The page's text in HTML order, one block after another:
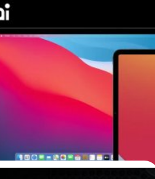
ตัวแรกของ Apple จะ
5nm มีต้นทุนราว 3,100 บาท
ป Apple Silicon หรือชิปแบบ ARM
ของ Intel ที่ใช้อยู่ในปัจจุบัน ซึ่ง
Dev Kit ที่เป็นชุดสำหรับนักพัฒนา
ารรายงานว่าชิป ARM ตัวแรกที่
รื่อง Mac ก็ออกแบบบนสถาปัตยกรรม
องชิปแบบ x86 ในตลาด ณ ตอนนี้
ะสั่งผลิตกับทาง TSMC อย่างแน่นอน
ริ่มพัฒนาการผลิตแบบขนาด 5nm ไป
าเมื่อต้นปี 2020 และจากประกาศ
days ago